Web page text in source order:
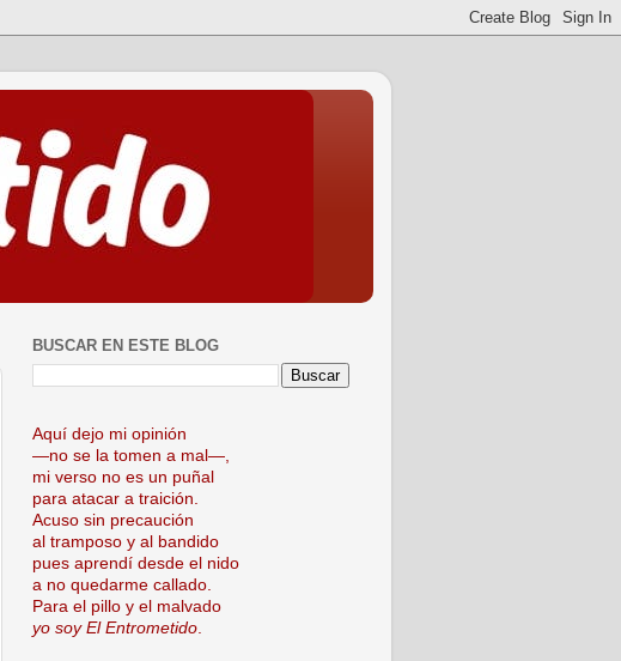
BUSCAR EN ESTE BLOG
Aquí dejo mi opinión
—no se la tomen a mal—,
mi verso no es un puñal
para atacar a traición.
Acuso sin precaución
al tramposo y al bandido
pues aprendí desde el nido
a no quedarme callado.
Para el pillo y el malvado
yo soy El Entrometido